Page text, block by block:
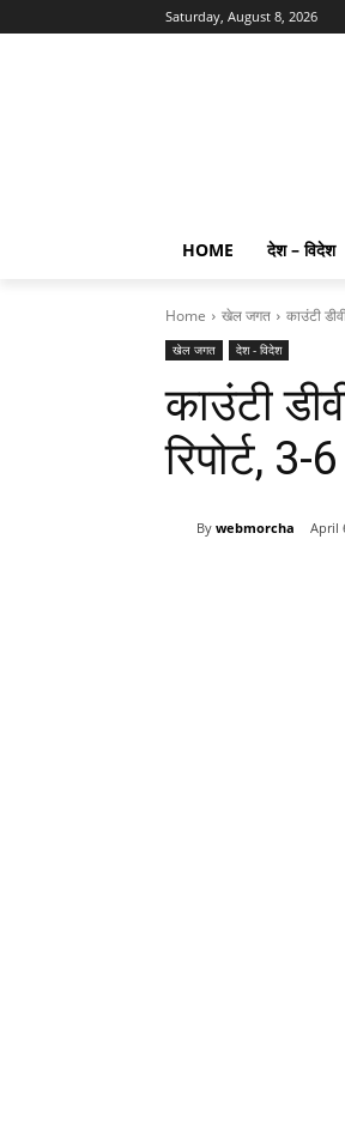
Saturday, August 8, 2026
HOME देश – विदेश
Home खेल जगत काउंटी
खेल जगत देश - विदेश
काउंटी
रिपोर्ट,
By webmorcha April